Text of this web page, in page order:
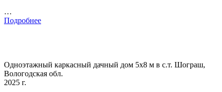
…
Подробнее
Одноэтажный каркасный дачный дом 5х8 м в с.т. Шограш,
Вологодская обл.
2025 г.